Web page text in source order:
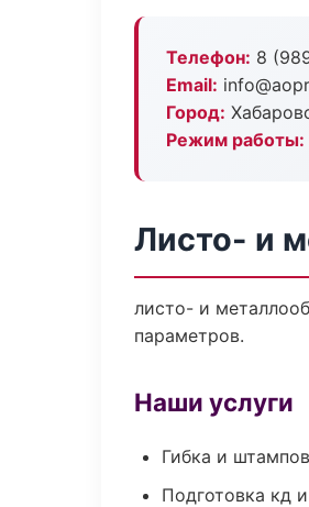
Телефон: 8
Email:
Город:
Режим работы:
Листо- и
листо- и
параметров.
Наши услуги
Гибка и
Подготовка кд